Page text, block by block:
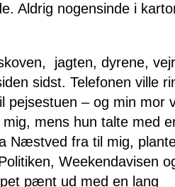
Aldrig nogensinde i
jagten, dyrene,
sidst. Telefonen ville
pejsestuen – og min mor
mens hun talte med
Næstved fra til mig,
Weekendavisen
pænt ud med en lang